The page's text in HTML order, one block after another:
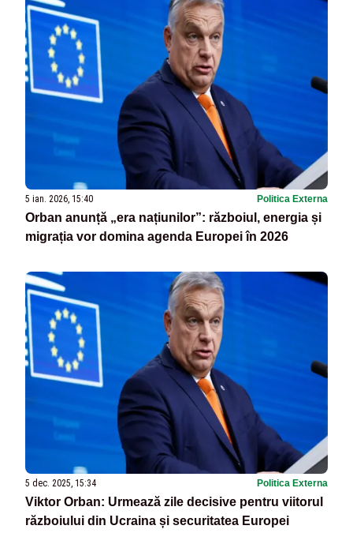
5 ian. 2026, 15:40 Politica Externa
Orban anunță „era națiunilor”: războiul, energia și
migrația vor domina agenda Europei în 2026
5 dec. 2025, 15:34 Politica Externa
Viktor Orban: Urmează zile decisive pentru viitorul
războiului din Ucraina și securitatea Europei